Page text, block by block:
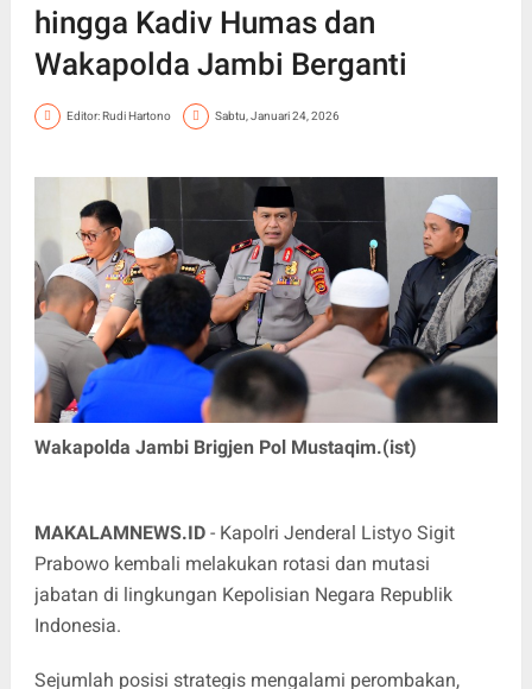
hingga Kadiv Humas dan
Wakapolda Jambi Berganti
Editor: Rudi Hartono Sabtu, Januari 24, 2026
Wakapolda Jambi Brigjen Pol Mustaqim.(ist)
MAKALAMNEWS.ID- Kapolri Jenderal Listyo Sigit
Prabowo kembali melakukan rotasi dan mutasi
jabatan di lingkungan Kepolisian Negara Republik
Indonesia.
Sejumlah posisi strategis mengalami perombakan,